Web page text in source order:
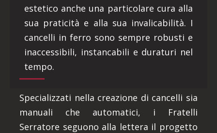
estetico anche una particolare cura alla
sua praticità e alla sua invalicabilità. I
cancelli in ferro sono sempre robusti e
inaccessibili, instancabili e duraturi nel
tempo.
Specializzati nella creazione di cancelli sia
manuali che automatici, i Fratelli
Serratore seguono alla lettera il progetto